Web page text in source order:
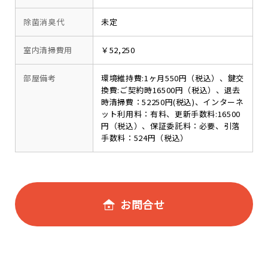
除菌消臭代 未定
室内清掃費用 ￥52,250
部屋備考
環境維持費:1ヶ月550円（税込）、鍵交
換費:ご契約時16500円（税込）、退去
時清掃費：52250円(税込)、インターネ
ット利用料：有料、更新手数料:16500
円（税込）、保証委託料：必要、引落
手数料：524円（税込）
お問合せ